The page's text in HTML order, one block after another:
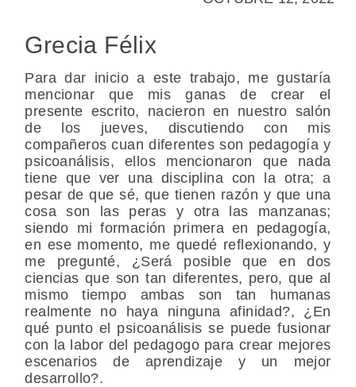
Grecia Félix
Para dar inicio a este trabajo, me gustaría
mencionar que mis ganas de crear el
presente escrito, nacieron en nuestro salón
de los jueves, discutiendo con mis
compañeros cuan diferentes son pedagogía y
psicoanálisis, ellos mencionaron que nada
tiene que ver una disciplina con la otra; a
pesar de que sé, que tienen razón y que una
cosa son las peras y otra las manzanas;
siendo mi formación primera en pedagogía,
en ese momento, me quedé reflexionando, y
me pregunté, ¿Será posible que en dos
ciencias que son tan diferentes, pero, que al
mismo tiempo ambas son tan humanas
realmente no haya ninguna afinidad?, ¿En
qué punto el psicoanálisis se puede fusionar
con la labor del pedagogo para crear mejores
escenarios de aprendizaje y un mejor
desarrollo?.